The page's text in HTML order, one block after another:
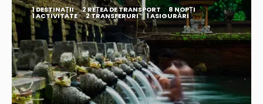
1 DESTINAŢII 2 REȚEA DE TRANSPORT 8 NOPȚI
1 ACTIVITATE 2 TRANSFERURI 1 ASIGURĂRI